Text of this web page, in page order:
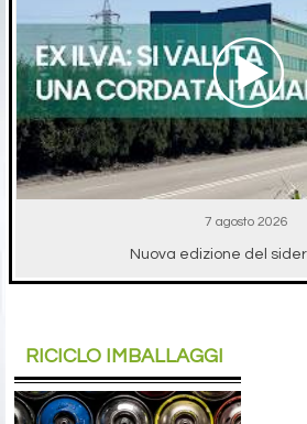
7 agosto 2026
Nuova edizione del
RICICLO IMBALLAGGI